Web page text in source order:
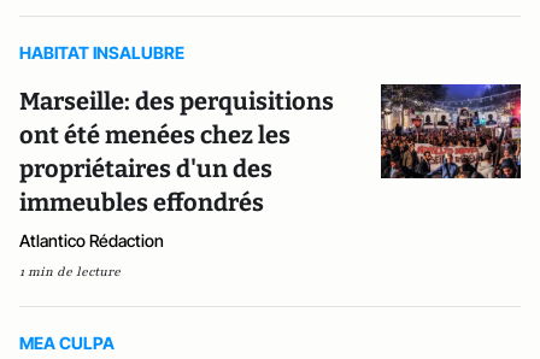
HABITAT INSALUBRE
Marseille: des perquisitions
ont été menées chez les
propriétaires d'un des
immeubles effondrés
Atlantico Rédaction
1 min de lecture
MEA CULPA